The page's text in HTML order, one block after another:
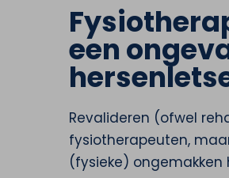
een
Revalideren (ofwel
fysiotherapeuten,
(fysieke) ongemakken